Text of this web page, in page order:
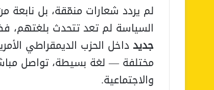
لم يردد شعارات منمّقة، بل نابعة
السياسة لم تعد تتحدث بلغتهم،
جديد داخل الحزب الديمقراطي
مختلفة — لغة بسيطة، تواصل
والاجتماعية.